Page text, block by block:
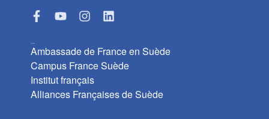
Ambassade de France en Suède
Campus France Suède
Institut français
Alliances Françaises de Suède